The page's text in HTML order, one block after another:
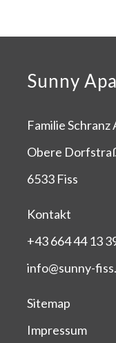
Sunny
Familie Schranz
Obere
6533 Fiss
Kontakt
+43 664 44 13
info@sunny-
Sitemap
Impressum